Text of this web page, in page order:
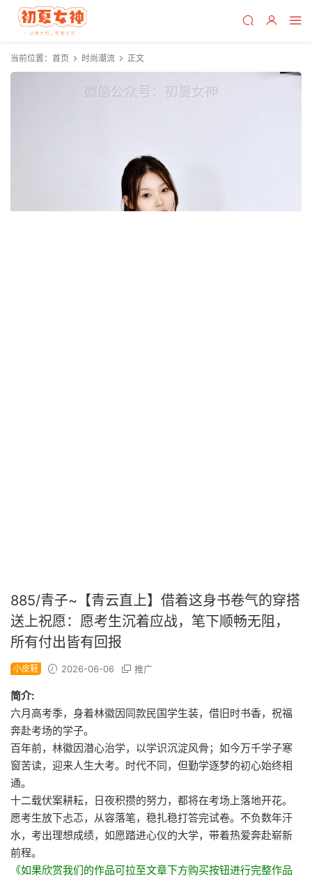
当前位置： 首页 时尚潮流 正文
885/青子~【青云直上】借着这身书卷气的穿搭
送上祝愿：愿考生沉着应战，笔下顺畅无阻，
所有付出皆有回报
小皮鞋 2026-06-06 推广
简介:
六月高考季，身着林徽因同款民国学生装，借旧时书香，祝福
奔赴考场的学子。
百年前，林徽因潜心治学，以学识沉淀风骨；如今万千学子寒
窗苦读，迎来人生大考。时代不同，但勤学逐梦的初心始终相
通。
十二载伏案耕耘，日夜积攒的努力，都将在考场上落地开花。
愿考生放下忐忑，从容落笔，稳扎稳打答完试卷。不负数年汗
水，考出理想成绩，如愿踏进心仪的大学，带着热爱奔赴崭新
前程。
《如果欣赏我们的作品可拉至文章下方购买按钮进行完整作品